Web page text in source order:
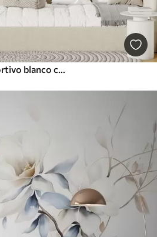
Un moderno coche deportivo blanco corriendo sobre un fondo de palmeras y rascacielos en técnica de acuarela libre